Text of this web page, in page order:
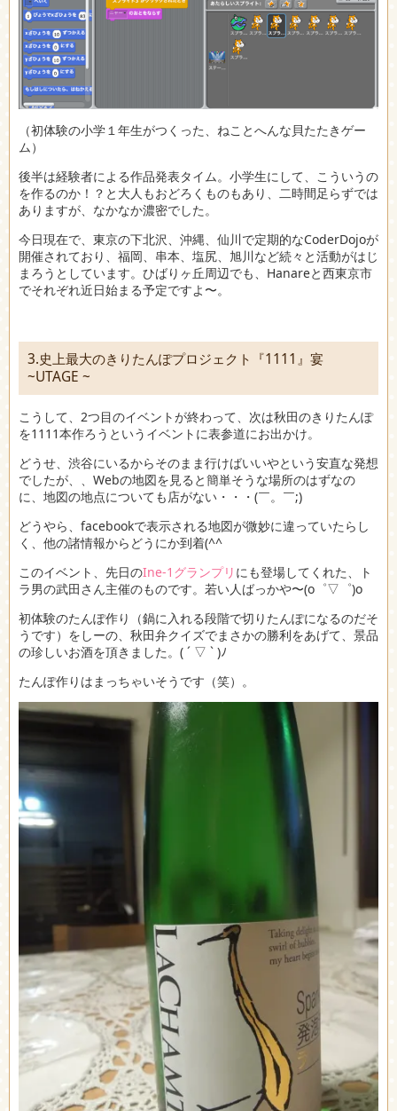
（初体験の小学１年生がつくった、ねことへんな貝たたきゲー
ム）
後半は経験者による作品発表タイム。小学生にして、こういうの
を作るのか！？と大人もおどろくものもあり、二時間足らずでは
ありますが、なかなか濃密でした。
今日現在で、東京の下北沢、沖縄、仙川で定期的なCoderDojoが
開催されており、福岡、串本、塩尻、旭川など続々と活動がはじ
まろうとしています。ひばりヶ丘周辺でも、Hanareと西東京市
でそれぞれ近日始まる予定ですよ〜。
3.史上最大のきりたんぽプロジェクト『1111』宴
~UTAGE ~
こうして、2つ目のイベントが終わって、次は秋田のきりたんぽ
を1111本作ろうというイベントに表参道にお出かけ。
どうせ、渋谷にいるからそのまま行けばいいやという安直な発想
でしたが、、Webの地図を見ると簡単そうな場所のはずなの
に、地図の地点についても店がない・・・(￣。￣;)
どうやら、facebookで表示される地図が微妙に違っていたらし
く、他の諸情報からどうにか到着(^^ゞ
このイベント、先日のIne-1グランプリ にも登場してくれた、ト
ラ男の武田さん主催のものです。若い人ばっかや〜(o゜▽゜)o
初体験のたんぽ作り（鍋に入れる段階で切りたんぽになるのだそ
うです）をしーの、秋田弁クイズでまさかの勝利をあげて、景品
の珍しいお酒を頂きました。( ´ ▽ ` )ﾉ
たんぽ作りはまっちゃいそうです（笑）。